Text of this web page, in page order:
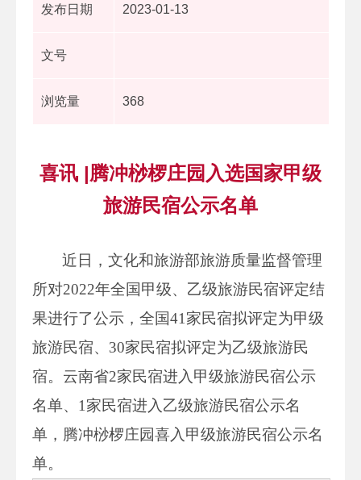
发布日期 2023-01-13
文号
浏览量 368
喜讯 |腾冲桫椤庄园入选国家甲级
旅游民宿公示名单
近日，文化和旅游部旅游质量监督管理
所对2022年全国甲级、乙级旅游民宿评定结
果进行了公示，全国41家民宿拟评定为甲级
旅游民宿、30家民宿拟评定为乙级旅游民
宿。云南省2家民宿进入甲级旅游民宿公示
名单、1家民宿进入乙级旅游民宿公示名
单，腾冲桫椤庄园喜入甲级旅游民宿公示名
单。